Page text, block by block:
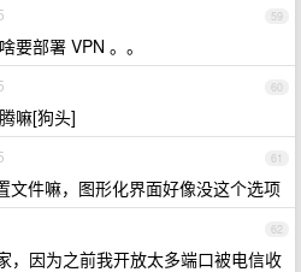
59
要部署 VPN 。。
60
嘛[狗头]
61
文件嘛，图形化界面好像没这个选项
62
，因为之前我开放太多端口被电信收